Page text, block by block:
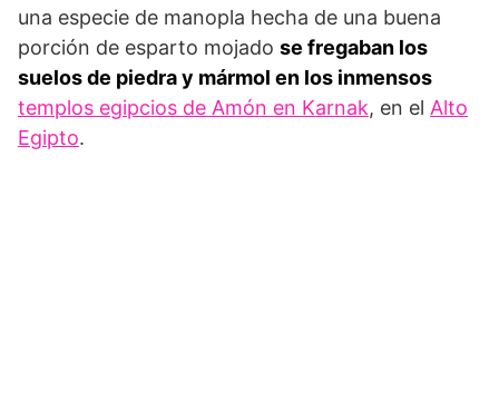
una especie de manopla hecha de una buena
porción de esparto mojado se fregaban los
suelos de piedra y mármol en los inmensos
templos egipcios de Amón en Karnak, en el Alto
Egipto.